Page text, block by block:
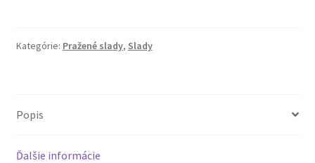
Kategórie: Pražené slady, Slady
Popis
Ďalšie informácie